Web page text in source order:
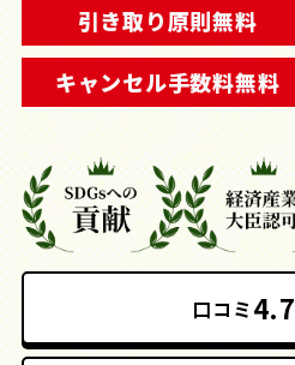
引き取り原則無料
キャンセル手数料無料
口コミ4.7